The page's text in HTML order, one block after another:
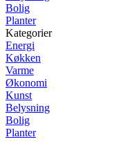
Bolig
Planter
Kategorier
Energi
Køkken
Varme
Økonomi
Kunst
Belysning
Bolig
Planter